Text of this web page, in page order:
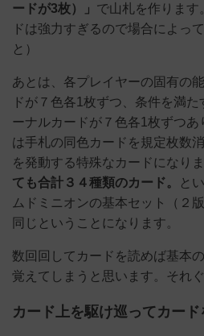
ードが3枚）」 で山札を作ります
ドは強力すぎるので場合によっ
と）
あとは、各プレイヤーの固有の
ドが７色各1枚ずつ、条件を満
ーナルカードが７色各1枚ずつ
は手札の同色カードを規定枚数
を発動する特殊なカードになりま
ても合計３４種類のカード。
と
ムドミニオンの基本セット（２
同じということになります。
数回回してカードを読めば基本
覚えてしまうと思います。それ
カード上を駆け巡ってカード